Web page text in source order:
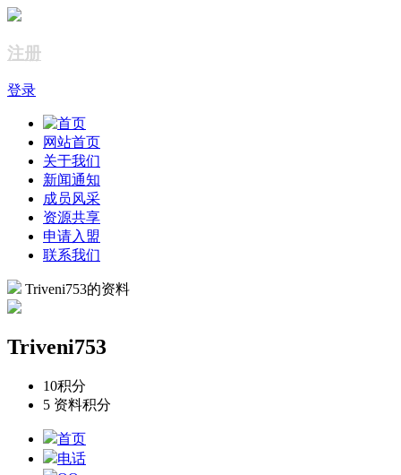
注册
登录
网站首页
关于我们
新闻通知
成员风采
资源共享
申请入盟
联系我们
Triveni753的资料
Triveni753
10积分
5 资料积分
首页
电话